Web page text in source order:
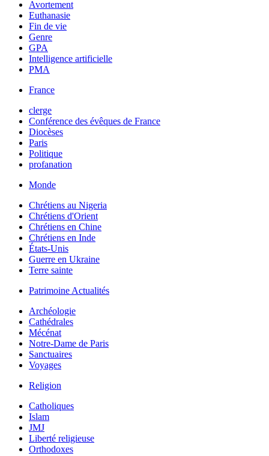
Avortement
Euthanasie
Fin de vie
Genre
GPA
Intelligence artificielle
PMA
France
clerge
Conférence des évêques de France
Diocèses
Paris
Politique
profanation
Monde
Chrétiens au Nigeria
Chrétiens d'Orient
Chrétiens en Chine
Chrétiens en Inde
États-Unis
Guerre en Ukraine
Terre sainte
Patrimoine Actualités
Archéologie
Cathédrales
Mécénat
Notre-Dame de Paris
Sanctuaires
Voyages
Religion
Catholiques
Islam
JMJ
Liberté religieuse
Orthodoxes